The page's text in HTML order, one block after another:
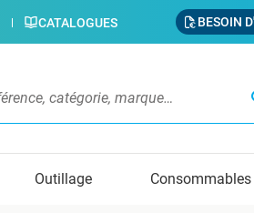
CATALOGUES BESOIN
Outillage Consommables